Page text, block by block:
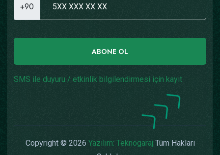
+90
ABONE OL
SMS ile duyuru / etkinlik bilgilendirmesi için kayıt
Copyright © 2026 Yazılım: Teknogaraj Tüm Hakları